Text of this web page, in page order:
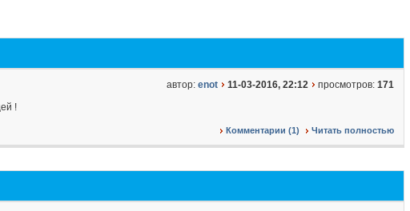
автор: enot 11-03-2016, 22:12 просмотров: 171
Комментарии (1) Читать полностью